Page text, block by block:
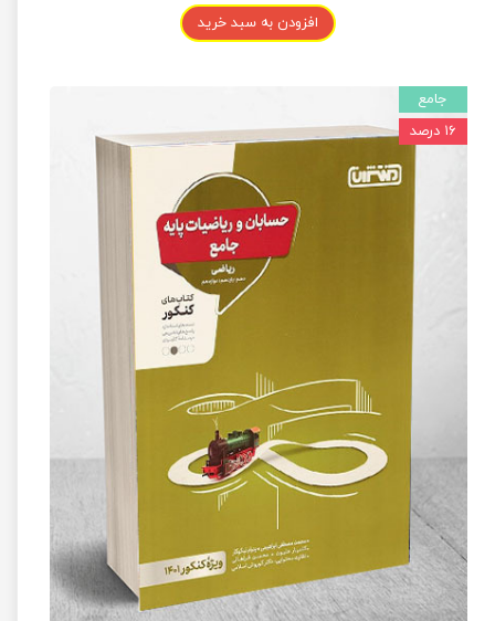
افزودن به سبد خرید
جامع
۱۶ درصد